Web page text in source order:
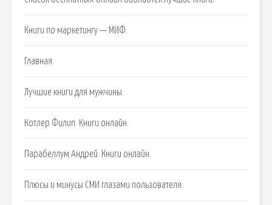
Книги по маркетингу — МИФ.
Главная.
Котлер Филип. Книги онлайн.
Парабеллум Андрей. Книги онлайн.
Плюсы и минусы СМИ глазами пользователя.